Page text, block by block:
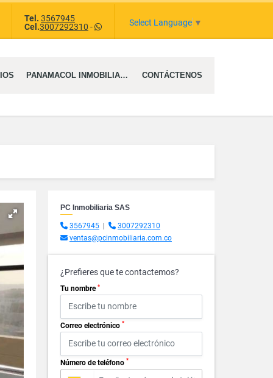
Tel. 3567945
Cel.3007292310 - Select Language ▼
PANAMACOL INMOBILIARIA SAS CONTÁCTENOS
PC Inmobiliaria SAS
3567945
3007292310
ventas@pcinmobiliaria.com.co
¿Prefieres que te contactemos?
Tu nombre *
Correo electrónico *
Número de teléfono *